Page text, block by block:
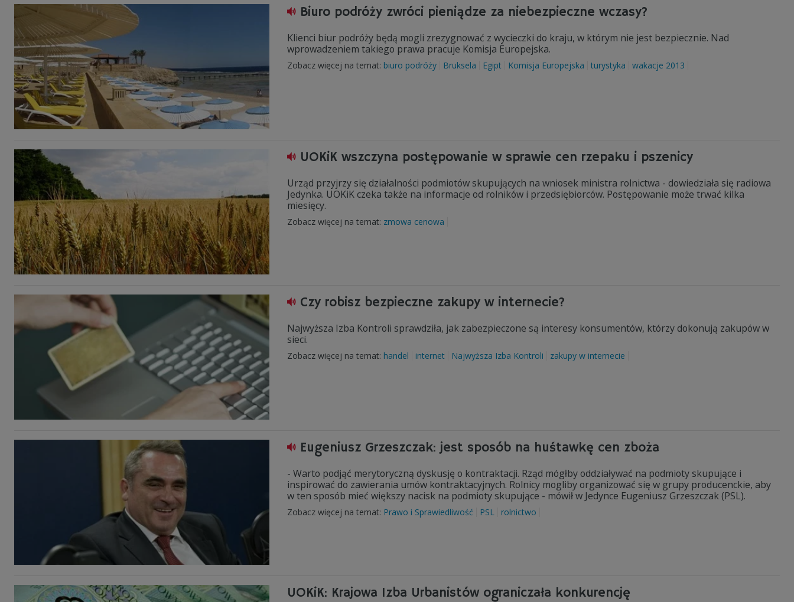
Biuro podróży zwróci pieniądze za niebezpieczne wczasy?
Klienci biur podróży będą mogli zrezygnować z wycieczki do kraju, w którym nie jest bezpiecznie. Nad
wprowadzeniem takiego prawa pracuje Komisja Europejska.
Zobacz więcej na temat: biuro podróży Bruksela Egipt Komisja Europejska turystyka wakacje 2013
UOKiK wszczyna postępowanie w sprawie cen rzepaku i pszenicy
Urząd przyjrzy się działalności podmiotów skupujących na wniosek ministra rolnictwa - dowiedziała się radiowa
Jedynka. UOKiK czeka także na informacje od rolników i przedsiębiorców. Postępowanie może trwać kilka
miesięcy.
Zobacz więcej na temat: zmowa cenowa
Czy robisz bezpieczne zakupy w internecie?
Najwyższa Izba Kontroli sprawdziła, jak zabezpieczone są interesy konsumentów, którzy dokonują zakupów w
sieci.
Zobacz więcej na temat: handel internet Najwyższa Izba Kontroli zakupy w internecie
Eugeniusz Grzeszczak: jest sposób na huśtawkę cen zboża
- Warto podjąć merytoryczną dyskusję o kontraktacji. Rząd mógłby oddziaływać na podmioty skupujące i
inspirować do zawierania umów kontraktacyjnych. Rolnicy mogliby organizować się w grupy producenckie, aby
w ten sposób mieć większy nacisk na podmioty skupujące - mówił w Jedynce Eugeniusz Grzeszczak (PSL).
Zobacz więcej na temat: Prawo i Sprawiedliwość PSL rolnictwo
UOKiK: Krajowa Izba Urbanistów ograniczała konkurencję